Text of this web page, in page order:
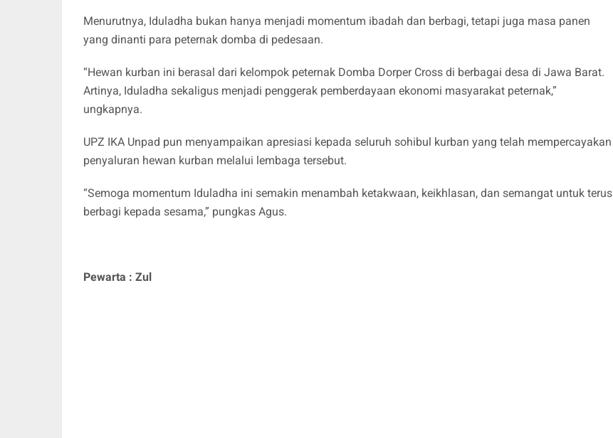
Menurutnya, Iduladha bukan hanya menjadi momentum ibadah dan berbagi, tetapi juga masa panen
yang dinanti para peternak domba di pedesaan.
“Hewan kurban ini berasal dari kelompok peternak Domba Dorper Cross di berbagai desa di Jawa Barat.
Artinya, Iduladha sekaligus menjadi penggerak pemberdayaan ekonomi masyarakat peternak,”
ungkapnya.
UPZ IKA Unpad pun menyampaikan apresiasi kepada seluruh sohibul kurban yang telah mempercayakan
penyaluran hewan kurban melalui lembaga tersebut.
“Semoga momentum Iduladha ini semakin menambah ketakwaan, keikhlasan, dan semangat untuk terus
berbagi kepada sesama,” pungkas Agus.
Pewarta : Zul